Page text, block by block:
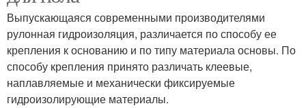
Выпускающаяся современными производителями
рулонная гидроизоляция, различается по способу ее
крепления к основанию и по типу материала основы. По
способу крепления принято различать клеевые,
наплавляемые и механически фиксируемые
гидроизолирующие материалы.